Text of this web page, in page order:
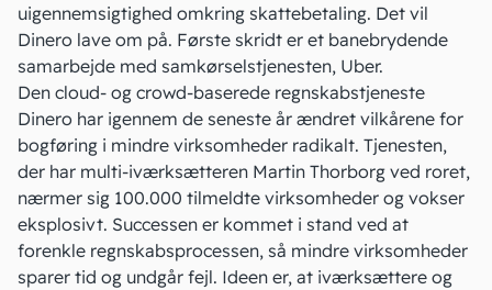
uigennemsigtighed omkring skattebetaling. Det vil
Dinero lave om på. Første skridt er et banebrydende
samarbejde med samkørselstjenesten, Uber.
Den cloud- og crowd-baserede regnskabstjeneste
Dinero har igennem de seneste år ændret vilkårene for
bogføring i mindre virksomheder radikalt. Tjenesten,
der har multi-iværksætteren Martin Thorborg ved roret,
nærmer sig 100.000 tilmeldte virksomheder og vokser
eksplosivt. Successen er kommet i stand ved at
forenkle regnskabsprocessen, så mindre virksomheder
sparer tid og undgår fejl. Ideen er, at iværksættere og